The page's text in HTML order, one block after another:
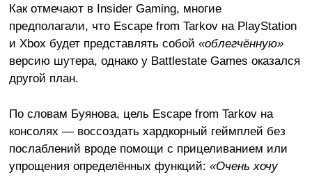
Как отмечают в Insider Gaming, многие
предполагали, что Escape from Tarkov на PlayStation
и Xbox будет представлять собой «облегчённую»
версию шутера, однако у Battlestate Games оказался
другой план.
По словам Буянова, цель Escape from Tarkov на
консолях — воссоздать хардкорный геймплей без
послаблений вроде помощи с прицеливанием или
упрощения определённых функций: «Очень хочу